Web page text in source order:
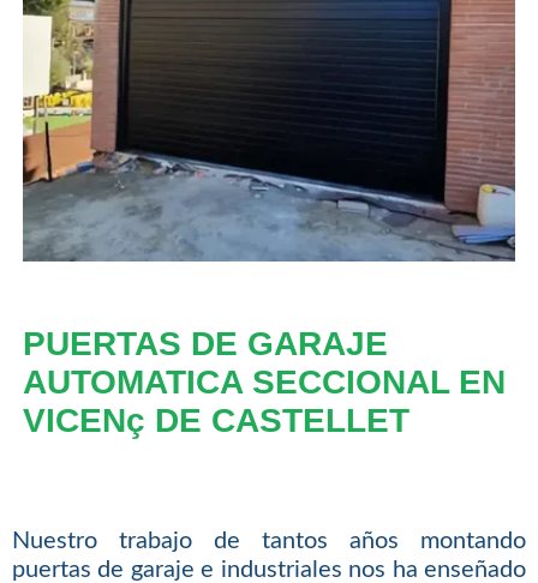
PUERTAS DE GARAJE
AUTOMATICA SECCIONAL EN
VICENç DE CASTELLET
Nuestro trabajo de tantos años montando
puertas de garaje e industriales nos ha enseñado